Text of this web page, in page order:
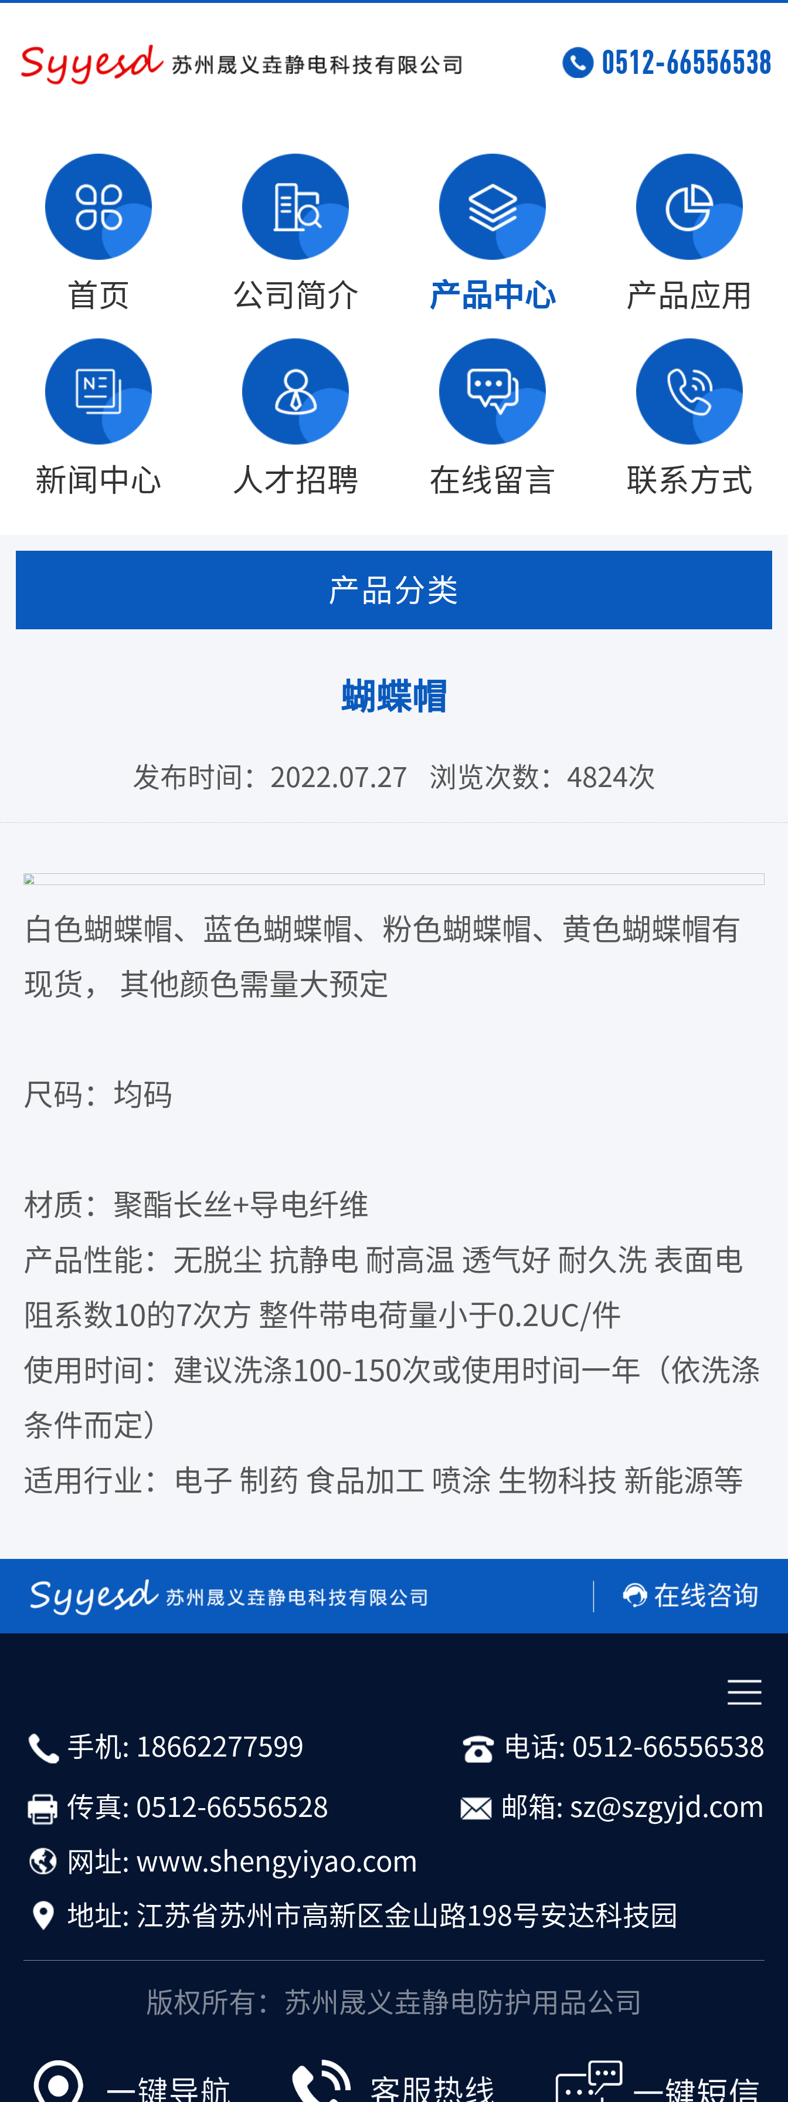
0512-66556538
首页 公司简介 产品中心 产品应用
新闻中心 人才招聘 在线留言 联系方式
产品分类
蝴蝶帽
发布时间：2022.07.27 浏览次数：4824次
白色蝴蝶帽、蓝色蝴蝶帽、粉色蝴蝶帽、黄色蝴蝶帽有
现货， 其他颜色需量大预定
尺码：均码
材质：聚酯长丝+导电纤维
产品性能：无脱尘 抗静电 耐高温 透气好 耐久洗 表面电
阻系数10的7次方 整件带电荷量小于0.2UC/件
使用时间：建议洗涤100-150次或使用时间一年（依洗涤
条件而定）
适用行业：电子 制药 食品加工 喷涂 生物科技 新能源等
手机: 18662277599 电话: 0512-66556538
传真: 0512-66556528
邮箱: sz@szgyjd.com
网址: www.shengyiyao.com
地址: 江苏省苏州市高新区金山路198号安达科技园
版权所有：苏州晟义垚静电防护用品公司